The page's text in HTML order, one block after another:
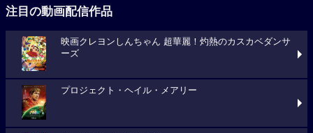
注目の動画配信作品
映画クレヨンしんちゃん 超華麗！灼熱のカスカベダンサ
ーズ
プロジェクト・ヘイル・メアリー